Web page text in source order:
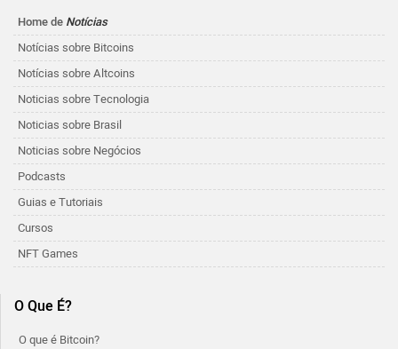
Home de Notícias
Notícias sobre Bitcoins
Notícias sobre Altcoins
Noticias sobre Tecnologia
Noticias sobre Brasil
Noticias sobre Negócios
Podcasts
Guias e Tutoriais
Cursos
NFT Games
O Que É?
O que é Bitcoin?